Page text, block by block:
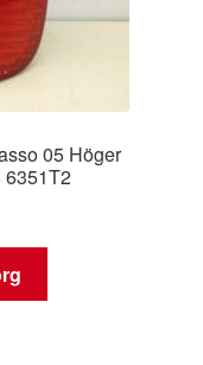
05 Höger